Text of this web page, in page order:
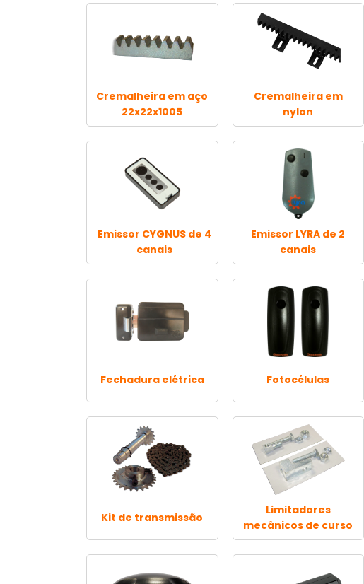
Cremalheira em aço
22x22x1005
Cremalheira em
nylon
Emissor CYGNUS de 4
canais
Emissor LYRA de 2
canais
Fechadura elétrica Fotocélulas
Kit de transmissão
Limitadores
mecânicos de curso